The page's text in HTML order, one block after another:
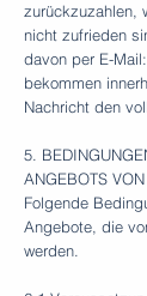
zurückzuzahlen,
nicht zufrieden
davon per E-Mail:
bekommen
Nachricht den
5.
ANGEBOTS
Folgende
Angebote, die
werden.